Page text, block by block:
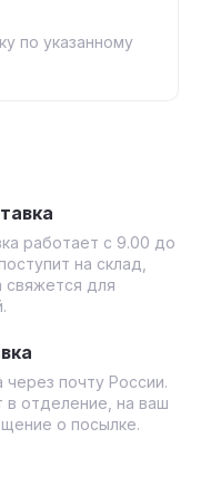
по указанному
работает с 9.00 до
на склад,
свяжется для
через почту России.
в отделение, на ваш
о посылке.